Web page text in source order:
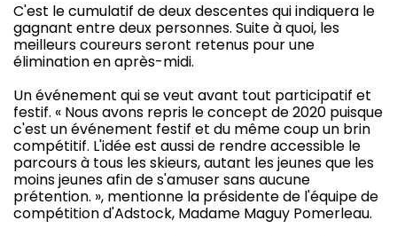
C'est le cumulatif de deux descentes qui indiquera le
gagnant entre deux personnes. Suite à quoi, les
meilleurs coureurs seront retenus pour une
élimination en après-midi.
Un événement qui se veut avant tout participatif et
festif. « Nous avons repris le concept de 2020 puisque
c'est un événement festif et du même coup un brin
compétitif. L'idée est aussi de rendre accessible le
parcours à tous les skieurs, autant les jeunes que les
moins jeunes afin de s'amuser sans aucune
prétention. », mentionne la présidente de l'équipe de
compétition d'Adstock, Madame Maguy Pomerleau.